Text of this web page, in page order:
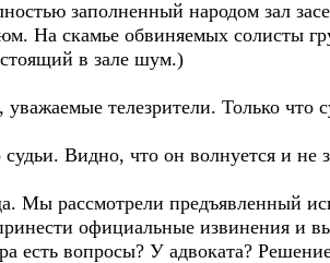
заполненный народом зал
На скамье обвиняемых солисты
стоящий в зале шум.)
телезрители. Только что
Видно, что он волнуется и не
Мы рассмотрели предъявленный
официальные извинения и
есть вопросы? У адвоката?